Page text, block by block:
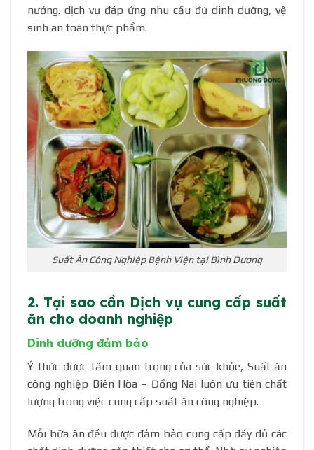
nướng. dịch vụ đáp ứng nhu cầu đủ dinh dưỡng, vệ
sinh an toàn thực phẩm.
Suất Ăn Công Nghiệp Bệnh Viện tại Bình Dương
2. Tại sao cần Dịch vụ cung cấp suất
ăn cho doanh nghiệp
Dinh dưỡng đảm bảo
Ý thức được tầm quan trọng của sức khỏe, Suất ăn
công nghiệp Biên Hòa – Đồng Nai luôn ưu tiên chất
lượng trong việc cung cấp suất ăn công nghiệp.
Mỗi bữa ăn đều được đảm bảo cung cấp đầy đủ các